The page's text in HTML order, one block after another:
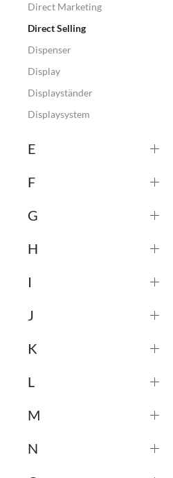
Direct Marketing
Direct Selling
Dispenser
Display
Displayständer
Displaysystem
E
F
G
H
I
J
K
L
M
N